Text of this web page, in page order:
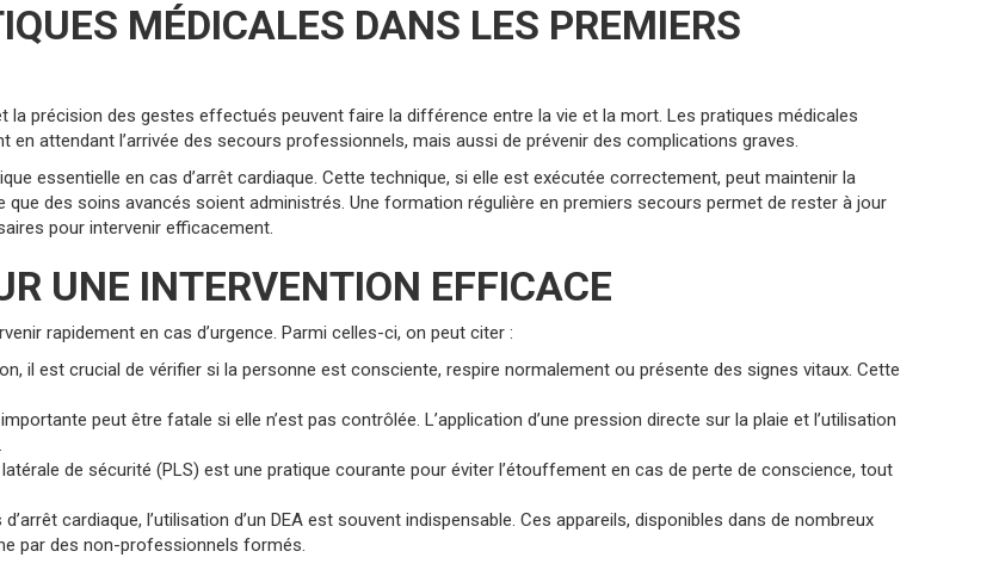
MÉDICALES DANS LES PREMIERS
la précision des gestes effectués peuvent faire la différence entre la vie et la mort. Les pratiques médicales
en attendant l’arrivée des secours professionnels, mais aussi de prévenir des complications graves.
essentielle en cas d’arrêt cardiaque. Cette technique, si elle est exécutée correctement, peut maintenir la
que des soins avancés soient administrés. Une formation régulière en premiers secours permet de rester à jour
pour intervenir efficacement.
UNE INTERVENTION EFFICACE
rapidement en cas d’urgence. Parmi celles-ci, on peut citer :
il est crucial de vérifier si la personne est consciente, respire normalement ou présente des signes vitaux. Cette
peut être fatale si elle n’est pas contrôlée. L’application d’une pression directe sur la plaie et l’utilisation
de sécurité (PLS) est une pratique courante pour éviter l’étouffement en cas de perte de conscience, tout
d’arrêt cardiaque, l’utilisation d’un DEA est souvent indispensable. Ces appareils, disponibles dans de nombreux
par des non-professionnels formés.